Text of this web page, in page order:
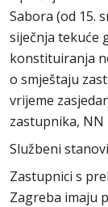
Sabora (od 15.
siječnja tekuće
konstituiranja
o smještaju
vrijeme
zastupnika, NN
Službeni stanovi
Zastupnici s
Zagreba imaju